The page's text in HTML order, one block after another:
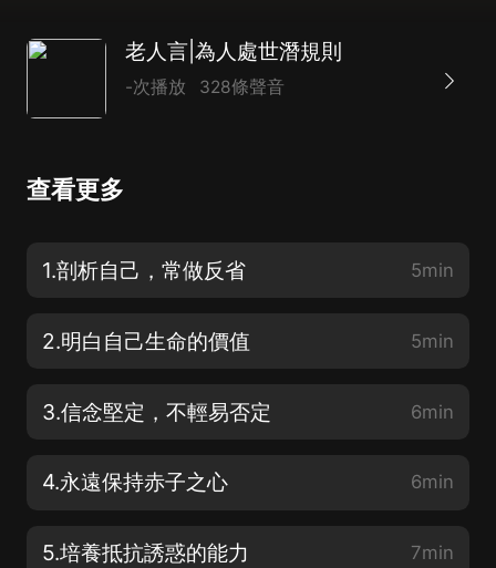
老人言|為人處世潛規則
-次播放 328條聲音
查看更多
1.剖析自己，常做反省 5min
2.明白自己生命的價值 5min
3.信念堅定，不輕易否定 6min
4.永遠保持赤子之心 6min
5.培養抵抗誘惑的能力 7min